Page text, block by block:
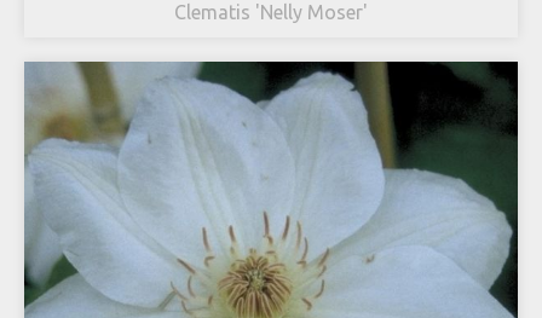
Clematis 'Nelly Moser'